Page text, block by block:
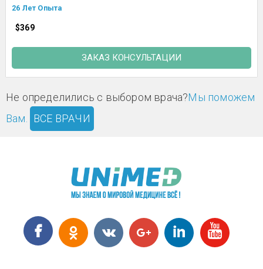
26 Лет Опыта
$369
ЗАКАЗ КОНСУЛЬТАЦИИ
Не определились с выбором врача?Мы поможем
Вам. ВСЕ ВРАЧИ